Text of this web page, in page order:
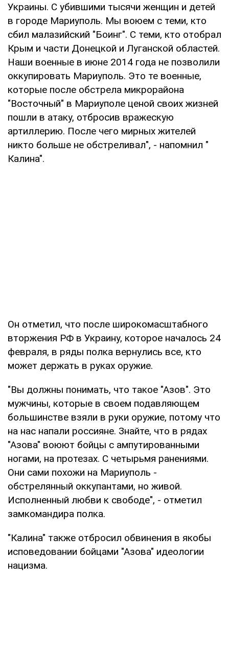
Украины. С убившими тысячи женщин и детей
в городе Мариуполь. Мы воюем с теми, кто
сбил малазийский "Боинг". С теми, кто отобрал
Крым и части Донецкой и Луганской областей.
Наши военные в июне 2014 года не позволили
оккупировать Мариуполь. Это те военные,
которые после обстрела микрорайона
"Восточный" в Мариуполе ценой своих жизней
пошли в атаку, отбросив вражескую
артиллерию. После чего мирных жителей
никто больше не обстреливал", - напомнил "
Калина".
Он отметил, что после широкомасштабного
вторжения РФ в Украину, которое началось 24
февраля, в ряды полка вернулись все, кто
может держать в руках оружие.
"Вы должны понимать, что такое "Азов". Это
мужчины, которые в своем подавляющем
большинстве взяли в руки оружие, потому что
на нас напали россияне. Знайте, что в рядах
"Азова" воюют бойцы с ампутированными
ногами, на протезах. С четырьмя ранениями.
Они сами похожи на Мариуполь -
обстрелянный оккупантами, но живой.
Исполненный любви к свободе", - отметил
замкомандира полка.
"Калина" также отбросил обвинения в якобы
исповедовании бойцами "Азова" идеологии
нацизма.